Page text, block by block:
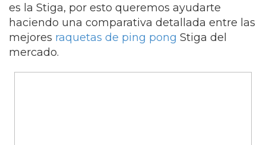
es la Stiga, por esto queremos ayudarte
haciendo una comparativa detallada entre las
mejores raquetas de ping pong Stiga del
mercado.